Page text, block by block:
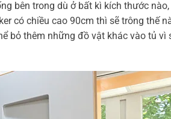
bên trong dù ở bất kì kích thước
có chiều cao 90cm thì sẽ trông thế
bỏ thêm những đồ vật khác vào tủ vì